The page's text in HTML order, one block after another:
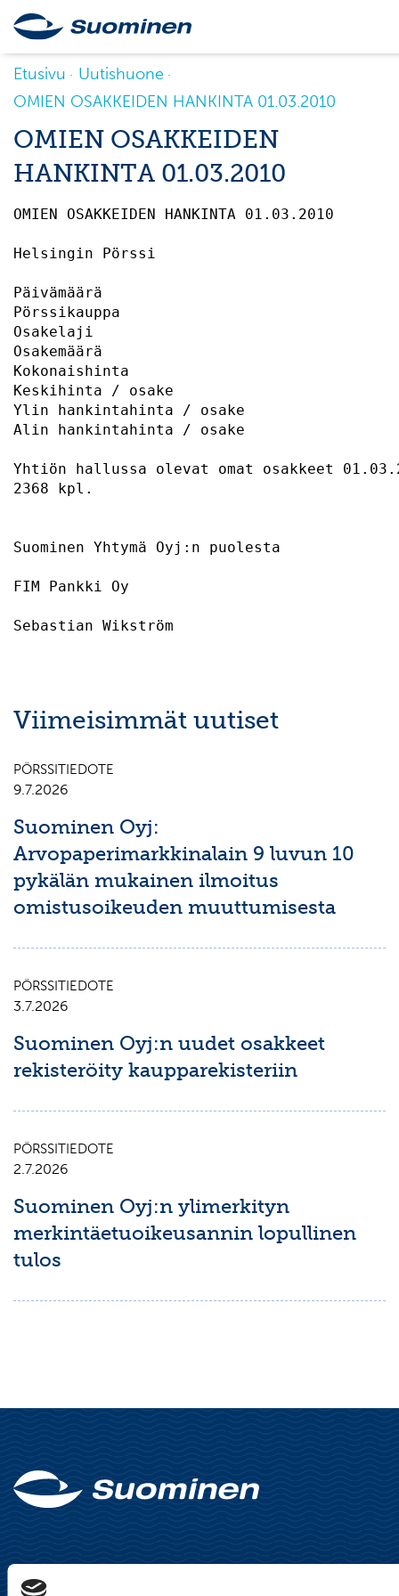
Etusivu
Uutishuone
OMIEN OSAKKEIDEN HANKINTA 01.03.2010
OMIEN OSAKKEIDEN
HANKINTA 01.03.2010
OMIEN OSAKKEIDEN
Päivämäärä
Pörssikauppa
Osakelaji
Osakemäärä
Kokonaishinta
Keskihinta / osake
Ylin hankintahinta / osake
Alin hankintahinta / osake
Yhtiön hallussa olevat omat osakkeet
Suominen Yhtymä Oyj:n puolesta
FIM
Viimeisimmät uutiset
PÖRSSITIEDOTE
9.7.2026
Suominen Oyj:
Arvopaperimarkkinalain 9 luvun 10
pykälän mukainen ilmoitus
omistusoikeuden muuttumisesta
PÖRSSITIEDOTE
3.7.2026
Suominen Oyj:n uudet osakkeet
rekisteröity kaupparekisteriin
PÖRSSITIEDOTE
2.7.2026
Suominen Oyj:n ylimerkityn
merkintäetuoikeusannin lopullinen
tulos